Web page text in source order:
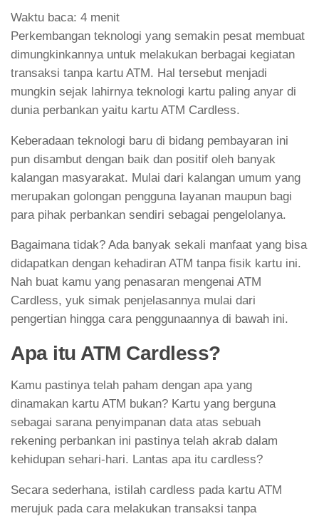
Waktu baca: 4 menit
Perkembangan teknologi yang semakin pesat membuat
dimungkinkannya untuk melakukan berbagai kegiatan
transaksi tanpa kartu ATM. Hal tersebut menjadi
mungkin sejak lahirnya teknologi kartu paling anyar di
dunia perbankan yaitu kartu ATM Cardless.
Keberadaan teknologi baru di bidang pembayaran ini
pun disambut dengan baik dan positif oleh banyak
kalangan masyarakat. Mulai dari kalangan umum yang
merupakan golongan pengguna layanan maupun bagi
para pihak perbankan sendiri sebagai pengelolanya.
Bagaimana tidak? Ada banyak sekali manfaat yang bisa
didapatkan dengan kehadiran ATM tanpa fisik kartu ini.
Nah buat kamu yang penasaran mengenai ATM
Cardless, yuk simak penjelasannya mulai dari
pengertian hingga cara penggunaannya di bawah ini.
Apa itu ATM Cardless?
Kamu pastinya telah paham dengan apa yang
dinamakan kartu ATM bukan? Kartu yang berguna
sebagai sarana penyimpanan data atas sebuah
rekening perbankan ini pastinya telah akrab dalam
kehidupan sehari-hari. Lantas apa itu cardless?
Secara sederhana, istilah cardless pada kartu ATM
merujuk pada cara melakukan transaksi tanpa